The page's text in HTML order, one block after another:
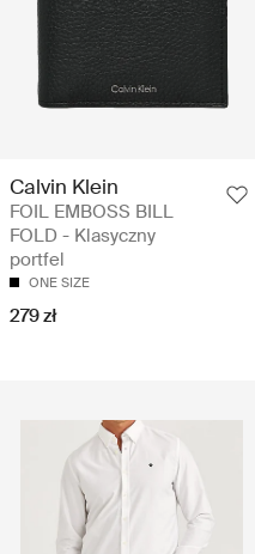
Calvin Klein
FOIL EMBOSS BILL
FOLD - Klasyczny
portfel
ONE SIZE
279 zł